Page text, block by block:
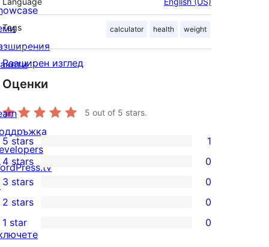
Tags calculator health weight
Разширен изглед
Оценки
5 out of 5 stars.
1
5-
star
review
5 stars 1
0
4-
star
reviews
4 stars 0
0
3-
star
3 stars 0
2-
2 stars 0
0
1 star 0